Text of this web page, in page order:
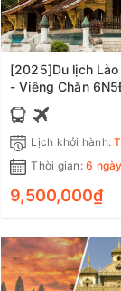
[2025]Du lịch
- Viêng Chăn
Hà Nội)
Lịch khởi hành:
Thời gian: 6
9,500,000₫